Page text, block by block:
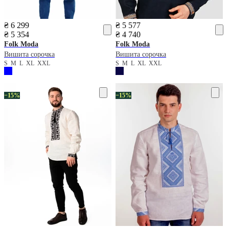
₴ 6 299
₴ 5 354
Folk Moda
Вишита сорочка
S M L XL XXL
₴ 5 577
₴ 4 740
Folk Moda
Вишита сорочка
SMLXLXXL
−15% −15%